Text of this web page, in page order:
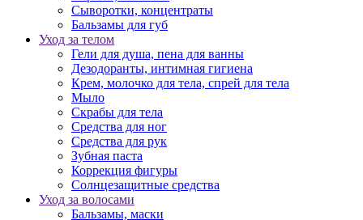
Сыворотки, концентраты
Бальзамы для губ
Уход за телом
Гели для душа, пена для ванны
Дезодоранты, интимная гигиена
Крем, молочко для тела, спрей для тела
Мыло
Скрабы для тела
Средства для ног
Средства для рук
Зубная паста
Коррекция фигуры
Солнцезащитные средства
Уход за волосами
Бальзамы, маски